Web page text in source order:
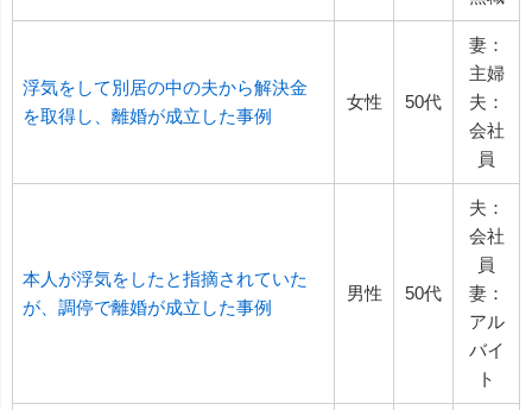
浮気をして別居の中の夫から解決金
を取得し、離婚が成立した事例
女性 50代
妻：
主婦
夫：
会社
員
本人が浮気をしたと指摘されていた
が、調停で離婚が成立した事例
男性 50代
夫：
会社
員
妻：
アル
バイ
ト